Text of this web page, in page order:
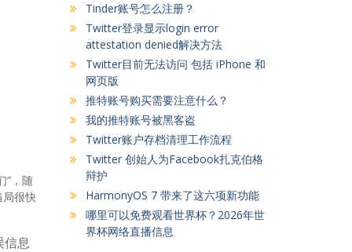
”，随
局很快
信息
Tinder账号怎么注册？
Twitter登录显示login error
attestation denied解决方法
Twitter目前无法访问 包括 iPhone 和
网页版
推特账号购买需要注意什么？
我的推特账号被黑客盗
Twitter账户存档清理工作流程
Twitter 创始人为Facebook扎克伯格
辩护
HarmonyOS 7 带来了这六项新功能
哪里可以免费观看世界杯？2026年世
界杯网络直播信息